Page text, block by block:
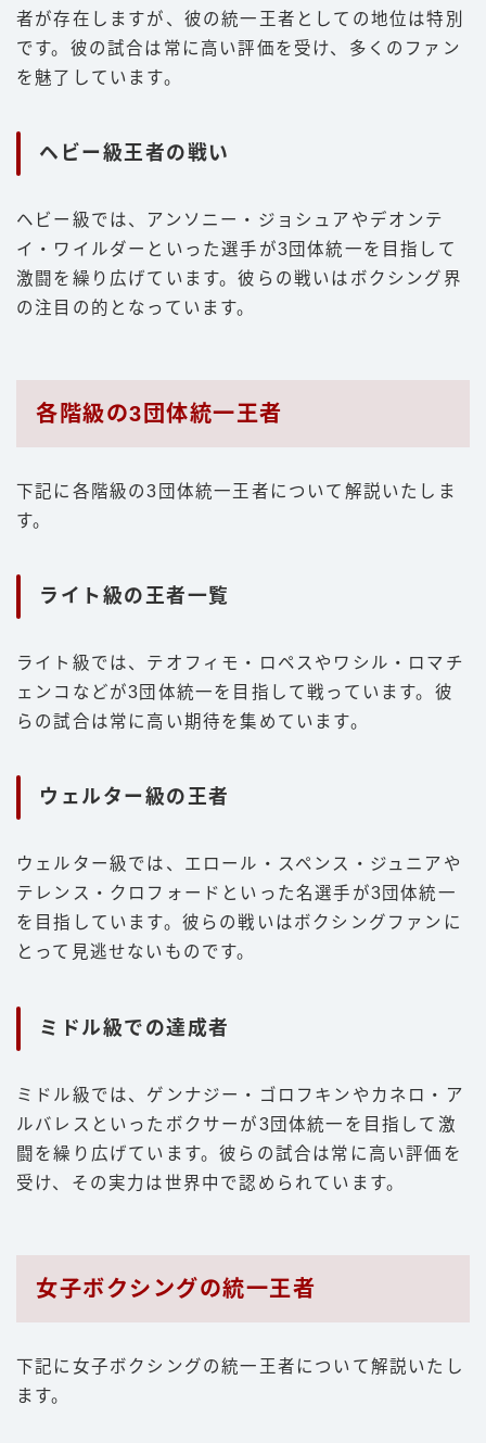
者が存在しますが、彼の統一王者としての地位は特別
です。彼の試合は常に高い評価を受け、多くのファン
を魅了しています。
ヘビー級王者の戦い
ヘビー級では、アンソニー・ジョシュアやデオンテ
イ・ワイルダーといった選手が3団体統一を目指して
激闘を繰り広げています。彼らの戦いはボクシング界
の注目の的となっています。
各階級の3団体統一王者
下記に各階級の3団体統一王者について解説いたしま
す。
ライト級の王者一覧
ライト級では、テオフィモ・ロペスやワシル・ロマチ
ェンコなどが3団体統一を目指して戦っています。彼
らの試合は常に高い期待を集めています。
ウェルター級の王者
ウェルター級では、エロール・スペンス・ジュニアや
テレンス・クロフォードといった名選手が3団体統一
を目指しています。彼らの戦いはボクシングファンに
とって見逃せないものです。
ミドル級での達成者
ミドル級では、ゲンナジー・ゴロフキンやカネロ・ア
ルバレスといったボクサーが3団体統一を目指して激
闘を繰り広げています。彼らの試合は常に高い評価を
受け、その実力は世界中で認められています。
女子ボクシングの統一王者
下記に女子ボクシングの統一王者について解説いたし
ます。